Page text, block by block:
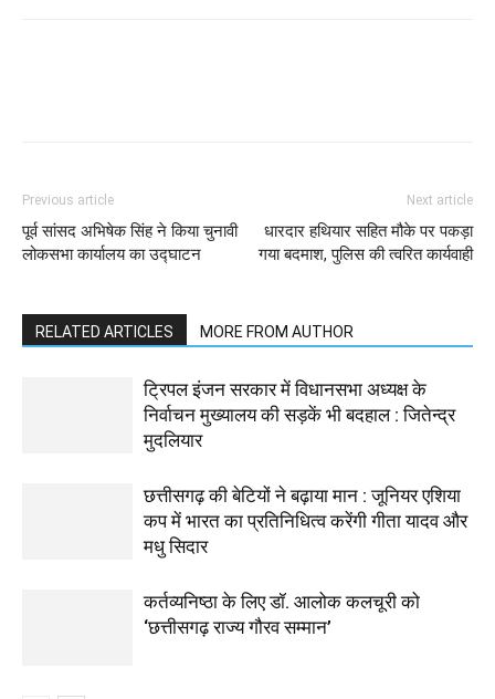
Previous article
पूर्व सांसद अभिषेक सिंह ने किया चुनावी
लोकसभा कार्यालय का उद्घाटन
Next article
धारदार हथियार सहित मौके पर पकड़ा
गया बदमाश, पुलिस की त्वरित कार्यवाही
RELATED ARTICLES MORE FROM AUTHOR
ट्रिपल इंजन सरकार में विधानसभा अध्यक्ष के
निर्वाचन मुख्यालय की सड़कें भी बदहाल : जितेन्द्र
मुदलियार
छत्तीसगढ़ की बेटियों ने बढ़ाया मान : जूनियर एशिया
कप में भारत का प्रतिनिधित्व करेंगी गीता यादव और
मधु सिदार
कर्तव्यनिष्ठा के लिए डॉ. आलोक कलचूरी को
‘छत्तीसगढ़ राज्य गौरव सम्मान’